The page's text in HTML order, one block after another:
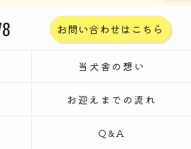
お問い合わせはこちら
当犬舎の想い
お迎えまでの流れ
Q&A